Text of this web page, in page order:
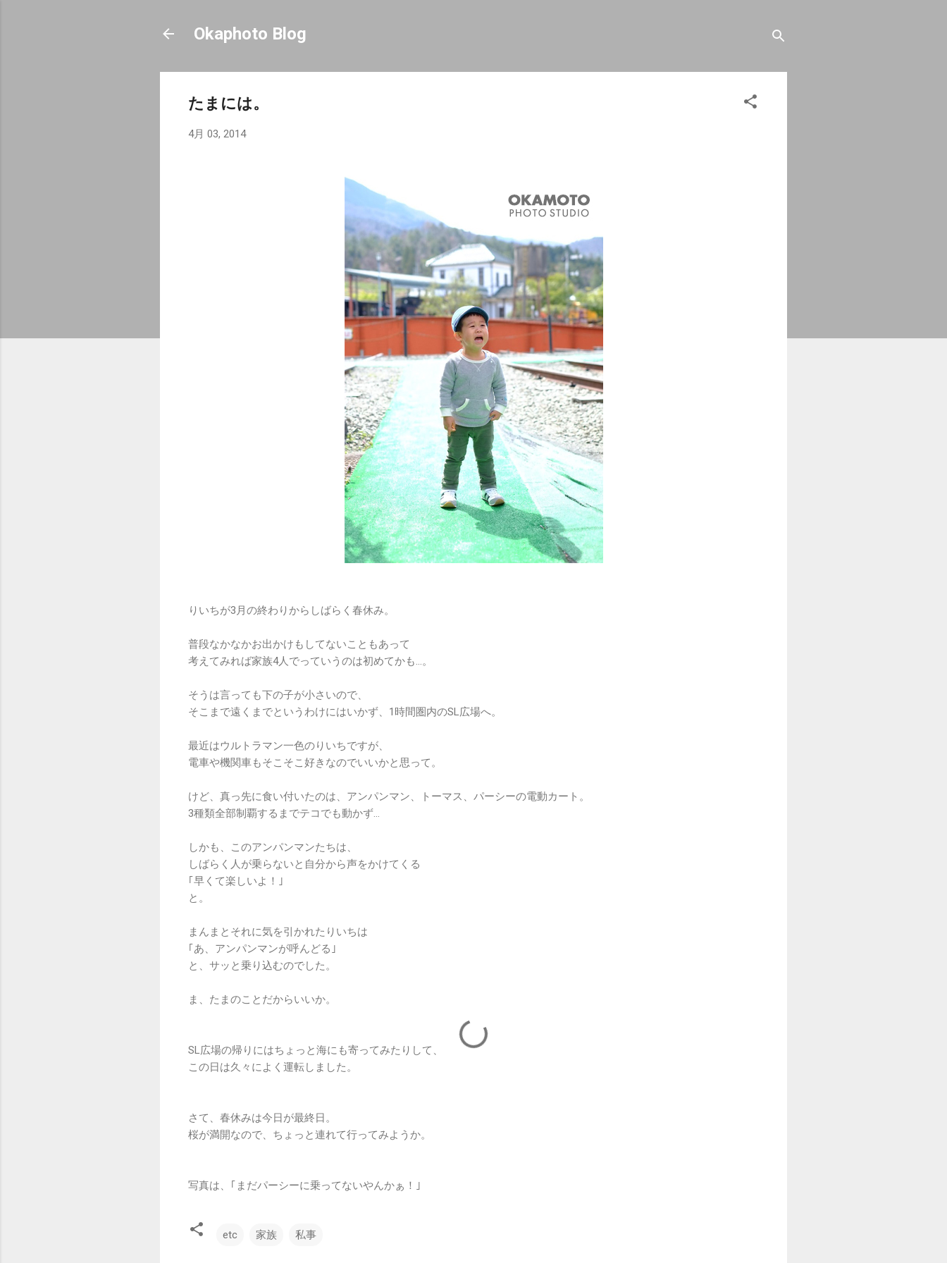
Okaphoto Blog
たまには。
4月 03, 2014
りいちが3月の終わりからしばらく春休み。
普段なかなかお出かけもしてないこともあって
考えてみれば家族4人でっていうのは初めてかも…。
そうは言っても下の子が小さいので、
そこまで遠くまでというわけにはいかず、1時間圏内のSL広場へ。
最近はウルトラマン一色のりいちですが、
電車や機関車もそこそこ好きなのでいいかと思って。
けど、真っ先に食い付いたのは、アンパンマン、トーマス、パーシーの電動カート。
3種類全部制覇するまでテコでも動かず…
しかも、このアンパンマンたちは、
しばらく人が乗らないと自分から声をかけてくる
｢早くて楽しいよ！｣
と。
まんまとそれに気を引かれたりいちは
｢あ、アンパンマンが呼んどる｣
と、サッと乗り込むのでした。
ま、たまのことだからいいか。
SL広場の帰りにはちょっと海にも寄ってみたりして、
この日は久々によく運転しました。
さて、春休みは今日が最終日。
桜が満開なので、ちょっと連れて行ってみようか。
写真は、｢まだパーシーに乗ってないやんかぁ！｣
etc 家族 私事